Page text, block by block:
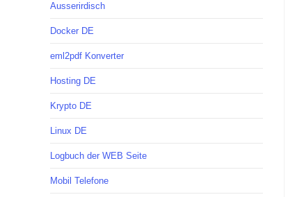
Ausserirdisch
Docker DE
eml2pdf Konverter
Hosting DE
Krypto DE
Linux DE
Logbuch der WEB Seite
Mobil Telefone